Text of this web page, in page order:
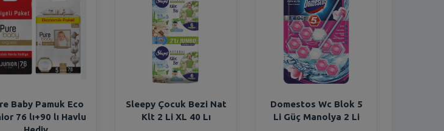
Baby Pamuk Eco
76 lı+90 lı Havlu
Sleepy Çocuk Bezi Nat
Klt 2 Li XL 40 Lı
Domestos Wc Blok 5
Li Güç Manolya 2 Li